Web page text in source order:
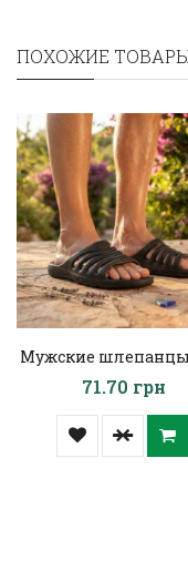
ПОХОЖИЕ ТОВАРЫ
Мужские шлепанцы
71.70 грн